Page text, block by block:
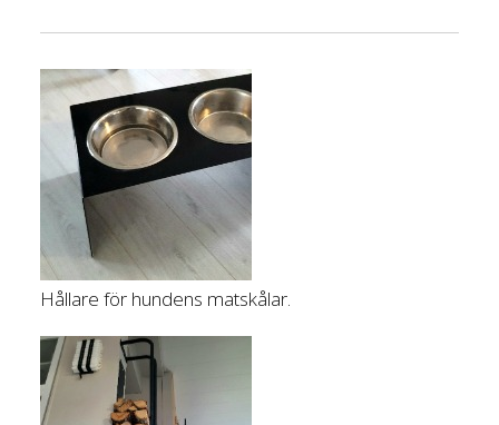
Hållare för hundens matskålar.